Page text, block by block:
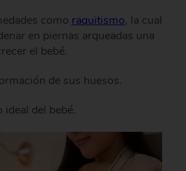
como raquitismo, la cual
en piernas arqueadas una
el bebé.
de sus huesos.
del bebé.